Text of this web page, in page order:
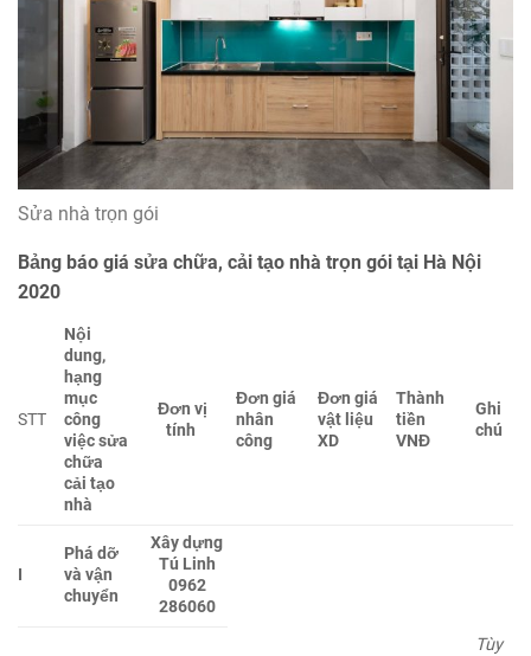
Sửa nhà trọn gói
Bảng báo giá sửa chữa, cải tạo nhà trọn gói tại Hà Nội
2020
STT
Nội
dung,
hạng
mục
công
việc sửa
chữa
cải tạo
nhà
Đơn vị
tính
Đơn giá
nhân
công
Đơn giá
vật liệu
XD
Thành
tiền
VNĐ
Ghi
chú
I
Phá dỡ
và vận
chuyển
Xây dựng
Tú Linh
0962
286060
Tùy